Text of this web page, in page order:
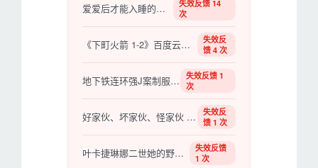
爱爱后才能入睡的阿姨
失效反馈 14
次
《下町火箭 1-2》百度云网盘下载.1080P下载.日语中
失效反
馈 4 次
地下铁连环强J案制服狩猎
失效反馈 1
次
好家伙、坏家伙、怪家伙 좋은 놈, 나쁜 놈, 이상한 놈【2008】【动作/冒险/西部】【韩国】
失效反
馈 1 次
叶卡捷琳娜二世她的野生种马第一卷
失效反馈
1 次